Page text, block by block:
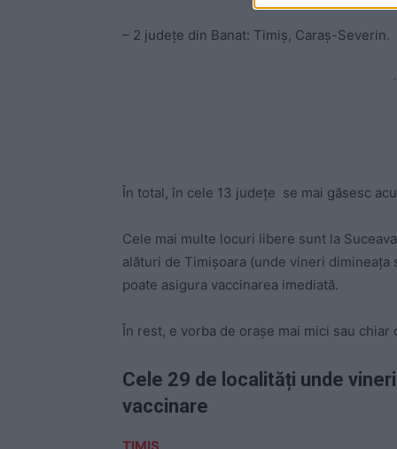
– 2 județe din Banat: Timiș, Caraș-Severin.
În total, în cele 13 județe se mai găsesc
Cele mai multe locuri libere sunt la
alături de Timișoara (unde vineri dimineața
poate asigura vaccinarea imediată.
În rest, e vorba de orașe mai mici sau chiar
Cele 29 de localități unde
vaccinare